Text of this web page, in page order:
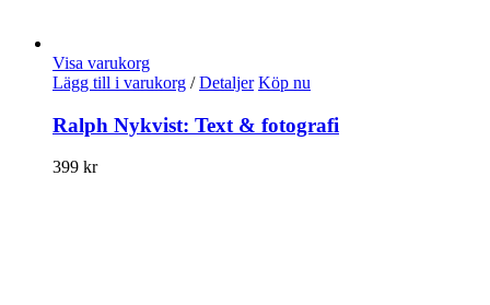
Visa varukorg
Lägg till i varukorg / Detaljer Köp nu
Ralph Nykvist: Text & fotografi
399 kr